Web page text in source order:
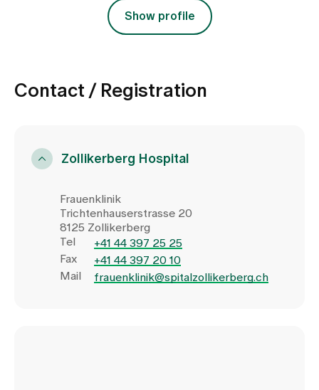
Show profile
Contact / Registration
Zollikerberg Hospital
Frauenklinik
Trichtenhauserstrasse 20
8125 Zollikerberg
Tel
+41 44 397 25 25
Fax
+41 44 397 20 10
Mail
frauenklinik@spitalzollikerberg.ch